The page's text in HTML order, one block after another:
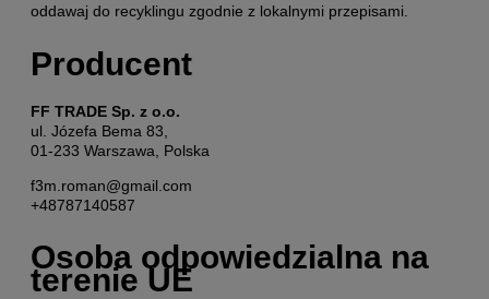
oddawaj do recyklingu zgodnie z lokalnymi przepisami.
Producent
FF TRADE Sp. z o.o.
ul. Józefa Bema 83,
01-233 Warszawa, Polska
f3m.roman@gmail.com
+48787140587
Osoba odpowiedzialna na
terenie UE